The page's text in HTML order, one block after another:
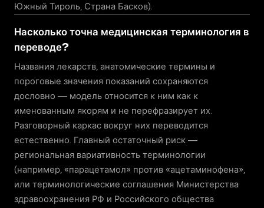
Южный Тироль, Страна Басков).
Насколько точна медицинская терминология в
переводе?
Названия лекарств, анатомические термины и
пороговые значения показаний сохраняются
дословно — модель относится к ним как к
именованным якорям и не перефразирует их.
Разговорный каркас вокруг них переводится
естественно. Главный остаточный риск —
региональная вариативность терминологии
(например, «парацетамол» против «ацетаминофена»,
или терминологические соглашения Министерства
здравоохранения РФ и Российского общества